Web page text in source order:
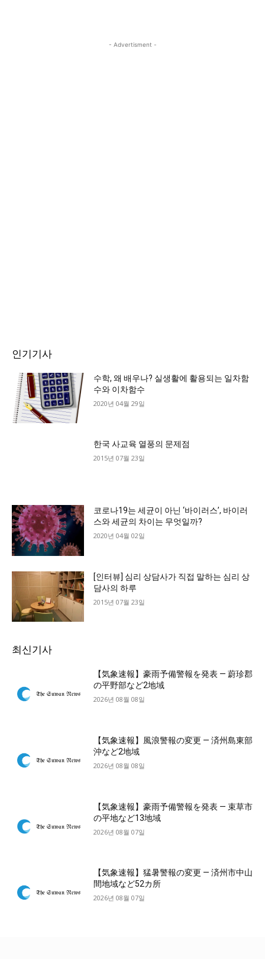
- Advertisment -
인기기사
수학, 왜 배우나? 실생활에 활용되는 일차함
수와 이차함수
2020년 04월 29일
한국 사교육 열풍의 문제점
2015년 07월 23일
코로나19는 세균이 아닌 ‘바이러스’, 바이러
스와 세균의 차이는 무엇일까?
2020년 04월 02일
[인터뷰] 심리 상담사가 직접 말하는 심리 상
담사의 하루
2015년 07월 23일
최신기사
【気象速報】豪雨予備警報を発表 — 蔚珍郡
の平野部など2地域
2026년 08월 08일
【気象速報】風浪警報の変更 — 済州島東部
沖など2地域
2026년 08월 08일
【気象速報】豪雨予備警報を発表 — 束草市
の平地など13地域
2026년 08월 07일
【気象速報】猛暑警報の変更 — 済州市中山
間地域など52カ所
2026년 08월 07일